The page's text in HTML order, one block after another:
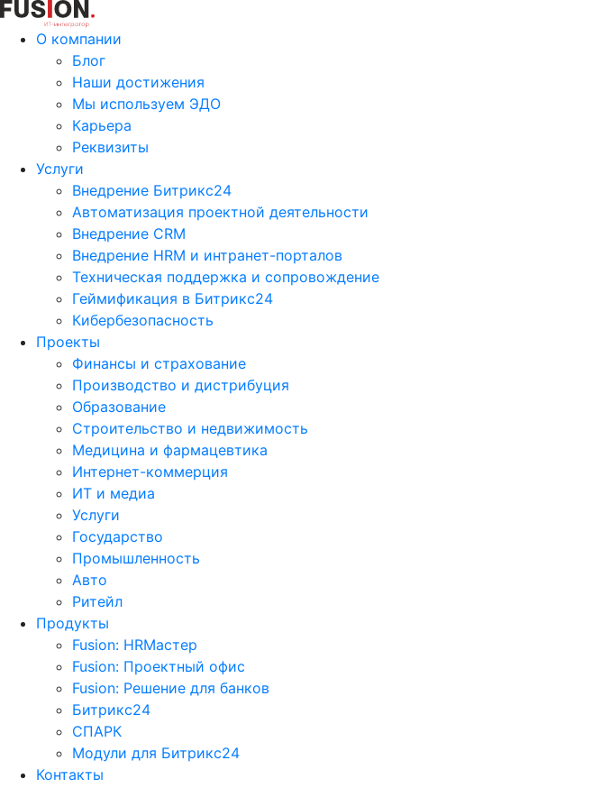
О компании
Блог
Наши достижения
Мы используем ЭДО
Карьера
Реквизиты
Услуги
Внедрение Битрикс24
Автоматизация проектной деятельности
Внедрение CRM
Внедрение HRM и интранет-порталов
Техническая поддержка и сопровождение
Геймификация в Битрикс24
Кибербезопасность
Проекты
Финансы и страхование
Производство и дистрибуция
Образование
Строительство и недвижимость
Медицина и фармацевтика
Интернет-коммерция
ИТ и медиа
Услуги
Государство
Промышленность
Авто
Ритейл
Продукты
Fusion: HRМастер
Fusion: Проектный офис
Fusion: Решение для банков
Битрикс24
СПАРК
Модули для Битрикс24
Контакты